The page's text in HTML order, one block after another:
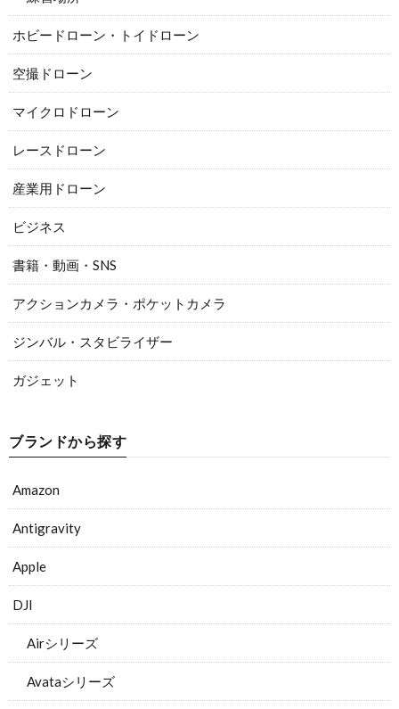
ホビードローン・トイドローン
空撮ドローン
マイクロドローン
レースドローン
産業用ドローン
ビジネス
書籍・動画・SNS
アクションカメラ・ポケットカメラ
ジンバル・スタビライザー
ガジェット
ブランドから探す
Amazon
Antigravity
Apple
DJI
Airシリーズ
Avataシリーズ